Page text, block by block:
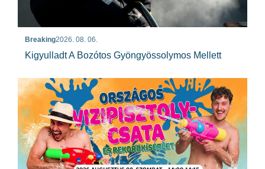
Breaking2026. 08. 06.
Kigyulladt A Bozótos Gyöngyössolymos Mellett